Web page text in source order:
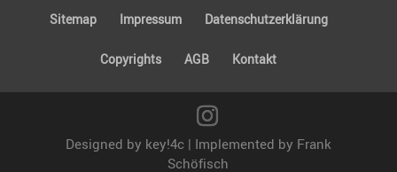
Sitemap Impressum Daten­schutz­er­klä­rung
Copyrights AGB Kontakt
Designed by key!4c | Implemented by Frank
Schöfisch